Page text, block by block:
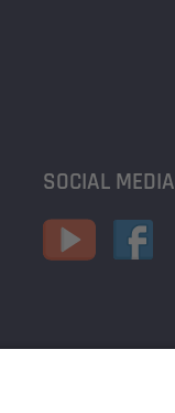
SOCIAL MEDIA